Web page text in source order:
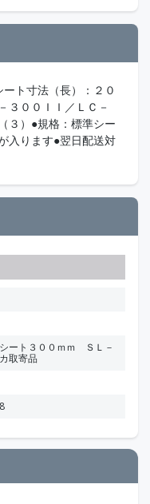
ト寸法（長）：２０
３００ＩＩ／ＬＣ－
３）●規格：標準シー
入ります●翌日配送対
ート３００ｍｍ ＳＬ－
取寄品